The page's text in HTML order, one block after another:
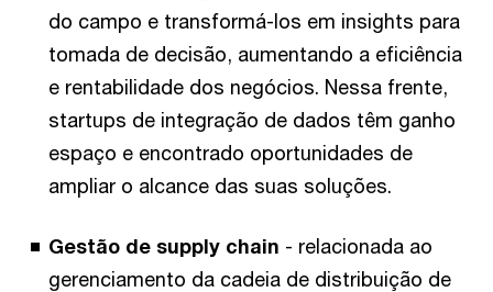
do campo e transformá-los em insights para
tomada de decisão, aumentando a eficiência
e rentabilidade dos negócios. Nessa frente,
startups de integração de dados têm ganho
espaço e encontrado oportunidades de
ampliar o alcance das suas soluções.
Gestão de supply chain - relacionada ao
gerenciamento da cadeia de distribuição de